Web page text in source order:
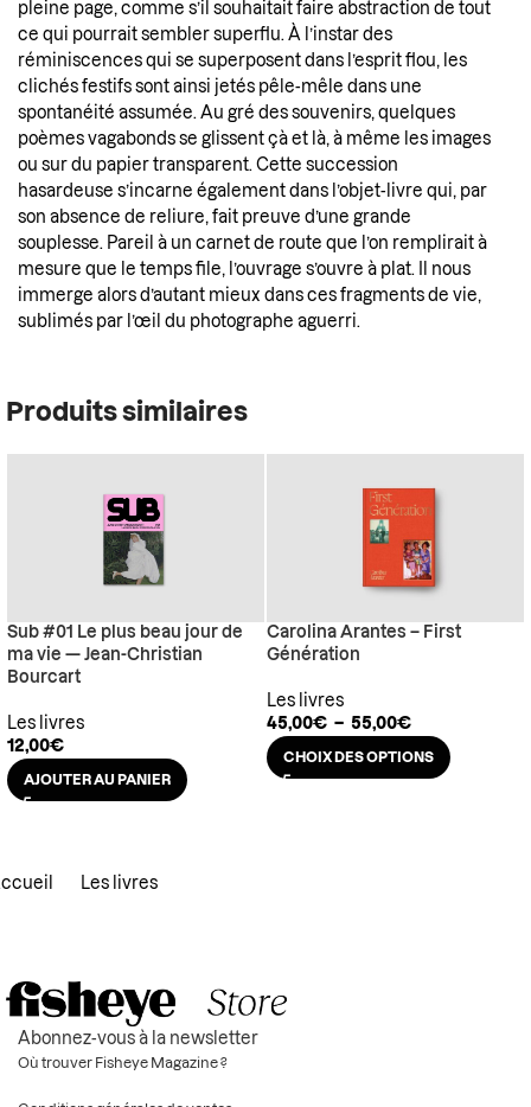
pleine page, comme s’il souhaitait faire abstraction de tout
ce qui pourrait sembler superflu. À l’instar des
réminiscences qui se superposent dans l’esprit flou, les
clichés festifs sont ainsi jetés pêle-mêle dans une
spontanéité assumée. Au gré des souvenirs, quelques
poèmes vagabonds se glissent çà et là, à même les images
ou sur du papier transparent. Cette succession
hasardeuse s’incarne également dans l’objet-livre qui, par
son absence de reliure, fait preuve d’une grande
souplesse. Pareil à un carnet de route que l’on remplirait à
mesure que le temps file, l’ouvrage s’ouvre à plat. Il nous
immerge alors d’autant mieux dans ces fragments de vie,
sublimés par l’œil du photographe aguerri.
Produits similaires
Sub #01 Le plus beau jour de
ma vie — Jean-Christian
Bourcart
Les livres
12,00€
AJOUTER AU PANIER
Carolina Arantes – First
Génération
Les livres
45,00€ – 55,00€
CHOIX DES OPTIONS
Les livres
Abonnez-vous à la newsletter
Où trouver Fisheye Magazine ?